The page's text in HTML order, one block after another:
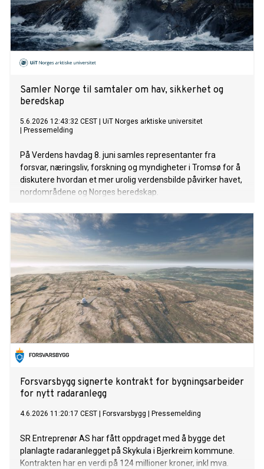
Samler Norge til samtaler om hav, sikkerhet og
beredskap
5.6.2026 12:43:32 CEST
UiT Norges arktiske universitet
Pressemelding
På Verdens havdag 8. juni samles representanter fra
forsvar, næringsliv, forskning og myndigheter i Tromsø for å
diskutere hvordan et mer urolig verdensbilde påvirker havet,
nordområdene og Norges beredskap.
Forsvarsbygg signerte kontrakt for bygningsarbeider
for nytt radaranlegg
4.6.2026 11:20:17 CEST Forsvarsbygg Pressemelding
SR Entreprenør AS har fått oppdraget med å bygge det
planlagte radaranlegget på Skykula i Bjerkreim kommune.
Kontrakten har en verdi på 124 millioner kroner, inkl mva.